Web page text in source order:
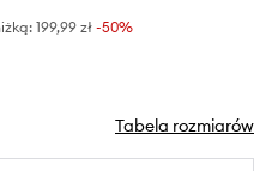
199,99 zł -50%
Tabela rozmiarów